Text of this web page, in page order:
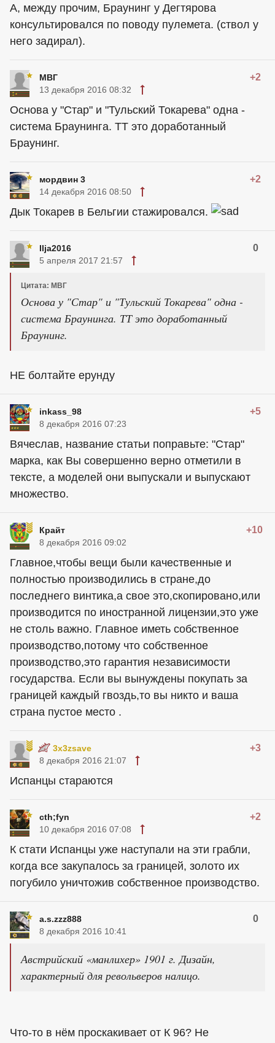
А, между прочим, Браунинг у Дегтярова
консультировался по поводу пулемета. (ствол у
него задирал).
МВГ +2
13 декабря 2016 08:32
Основа у "Стар" и "Тульский Токарева" одна -
система Браунинга. ТТ это доработанный
Браунинг.
мордвин 3 +2
14 декабря 2016 08:50
Дык Токарев в Бельгии стажировался.
Ilja2016 0
5 апреля 2017 21:57
Цитата: МВГ
Основа у "Стар" и "Тульский Токарева" одна -
система Браунинга. ТТ это доработанный
Браунинг.
НЕ болтайте ерунду
inkass_98 +5
8 декабря 2016 07:23
Вячеслав, название статьи поправьте: "Стар"
марка, как Вы совершенно верно отметили в
тексте, а моделей они выпускали и выпускают
множество.
Крайт +10
8 декабря 2016 09:02
Главное,чтобы вещи были качественные и
полностью производились в стране,до
последнего винтика,а свое это,скопировано,или
производится по иностранной лицензии,это уже
не столь важно. Главное иметь собственное
производство,потому что собственное
производство,это гарантия независимости
государства. Если вы вынуждены покупать за
границей каждый гвоздь,то вы никто и ваша
страна пустое место .
3x3zsave +3
8 декабря 2016 21:07
Испанцы стараются
cth;fyn +2
10 декабря 2016 07:08
К стати Испанцы уже наступали на эти грабли,
когда все закупалось за границей, золото их
погубило уничтожив собственное производство.
a.s.zzz888 0
8 декабря 2016 10:41
Австрийский «манлихер» 1901 г. Дизайн,
характерный для револьверов налицо.
Что-то в нём проскакивает от К 96? Не